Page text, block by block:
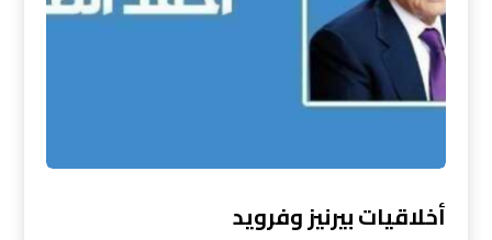
أخلاقيات بيرنيز وفرويد